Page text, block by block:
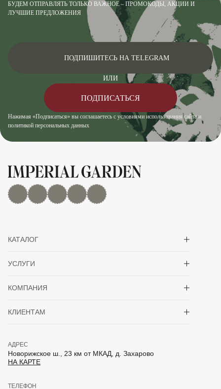
БУДЕМ ОТПРАВЛЯТЬ ТОЛЬКО ВАЖНОЕ – ПРОМОКОДЫ, АКЦИИ И
ЛУЧШИЕ ПРЕДЛОЖЕНИЯ
Нажимая «Подписаться» вы соглашаетесь с условиями использования сайта и
политикой персональных данных
ПОДПИШИТЕСЬ НА TELEGRAM
ИЛИ
ПОДПИСАТЬСЯ
MAX Дзен YouTuberutubeTelegram
КАТАЛОГ
УСЛУГИ
КОМПАНИЯ
КЛИЕНТАМ
АДРЕС
Новорижское ш., 23 км от МКАД, д. Захарово
НА КАРТЕ
ТЕЛЕФОН